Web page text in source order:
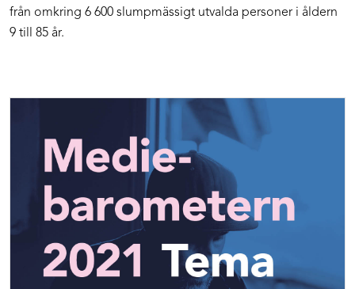
från omkring 6 600 slumpmässigt utvalda personer i åldern
9 till 85 år.